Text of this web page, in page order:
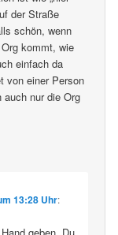
der Straße
schön, wenn
kommt, wie
einfach da
von einer Person
nur die Org
13:28 Uhr: